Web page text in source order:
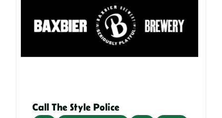
Call The Style Police